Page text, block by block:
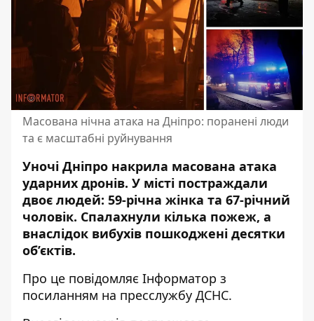
Масована нічна атака на Дніпро: поранені люди
та є масштабні руйнування
Уночі Дніпро накрила масована атака
ударних дронів. У місті постраждали
двоє людей: 59-річна жінка та 67-річний
чоловік. Спалахнули кілька пожеж, а
внаслідок вибухів пошкоджені десятки
об’єктів.
Про це повідомляє Інформатор з
посиланням на пресслужбу ДСНС.